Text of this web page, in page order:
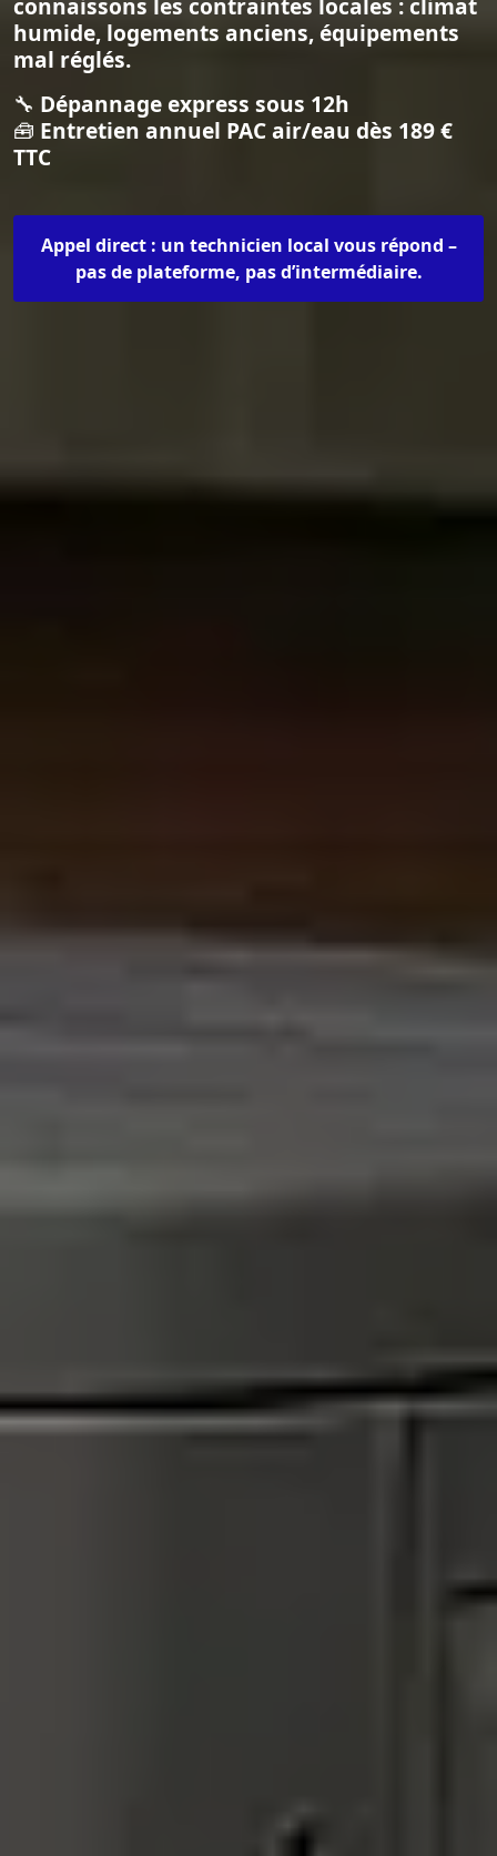
connaissons les contraintes locales : climat
humide, logements anciens, équipements
mal réglés.
🔧 Dépannage express sous 12h
🧰 Entretien annuel PAC air/eau dès 189 €
TTC
Appel direct : un technicien local vous répond –
pas de plateforme, pas d’intermédiaire.